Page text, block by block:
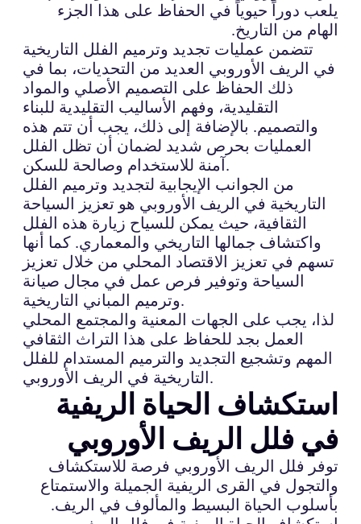
يلعب دوراً حيوياً في الحفاظ على هذا الجزء
الهام من التاريخ.
تتضمن عمليات تجديد وترميم الفلل التاريخية
في الريف الأوروبي العديد من التحديات، بما في
ذلك الحفاظ على التصميم الأصلي والمواد
التقليدية، وفهم الأساليب التقليدية للبناء
والتصميم. بالإضافة إلى ذلك، يجب أن تتم هذه
العمليات بحرص شديد لضمان أن تظل الفلل
آمنة للاستخدام وصالحة للسكن.
من الجوانب الإيجابية لتجديد وترميم الفلل
التاريخية في الريف الأوروبي هو تعزيز السياحة
الثقافية، حيث يمكن للسياح زيارة هذه الفلل
واكتشاف جمالها التاريخي والمعماري. كما أنها
تسهم في تعزيز الاقتصاد المحلي من خلال تعزيز
السياحة وتوفير فرص عمل في مجال صيانة
وترميم المباني التاريخية.
لذا، يجب على الجهات المعنية والمجتمع المحلي
العمل بجد للحفاظ على هذا التراث الثقافي
المهم وتشجيع التجديد والترميم المستدام للفلل
التاريخية في الريف الأوروبي.
استكشاف الحياة الريفية
في فلل الريف الأوروبي
توفر فلل الريف الأوروبي فرصة للاستكشاف
والتجول في القرى الريفية الجميلة والاستمتاع
بأسلوب الحياة البسيط والمألوف في الريف.